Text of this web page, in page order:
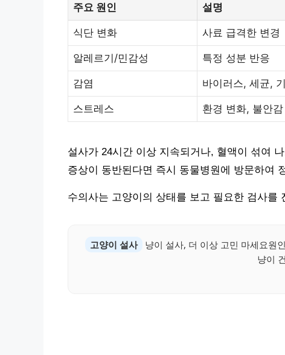
주요 원인 설명
식단 변화 사료 급격한 변경
알레르기/민감성 특정 성분 반응
감염 바이러스, 세균,
스트레스 환경 변화, 불안감
설사가 24시간 이상 지속되거나, 혈액이 섞여
증상이 동반된다면 즉시 동물병원에 방문하여
수의사는 고양이의 상태를 보고 필요한 검사를
고양이 설사
냥이 설사, 더 이상 고민 마세요원
냥이